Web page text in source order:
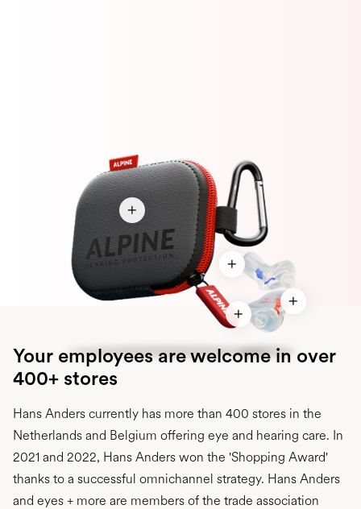
Your employees are welcome in over
400+ stores
Hans Anders currently has more than 400 stores in the
Netherlands and Belgium offering eye and hearing care. In
2021 and 2022, Hans Anders won the 'Shopping Award'
thanks to a successful omnichannel strategy. Hans Anders
and eyes + more are members of the trade association